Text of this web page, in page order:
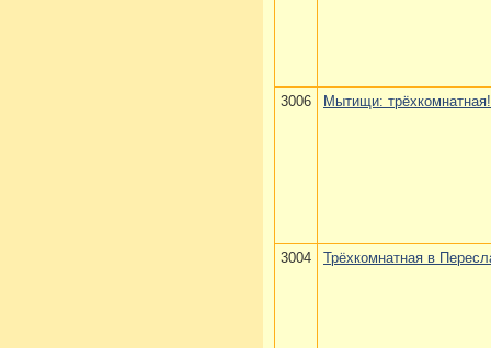
3006 Мытищи: трёхкомнатная!
3004 Трёхкомнатная в